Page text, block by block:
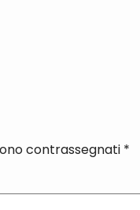
contrassegnati *